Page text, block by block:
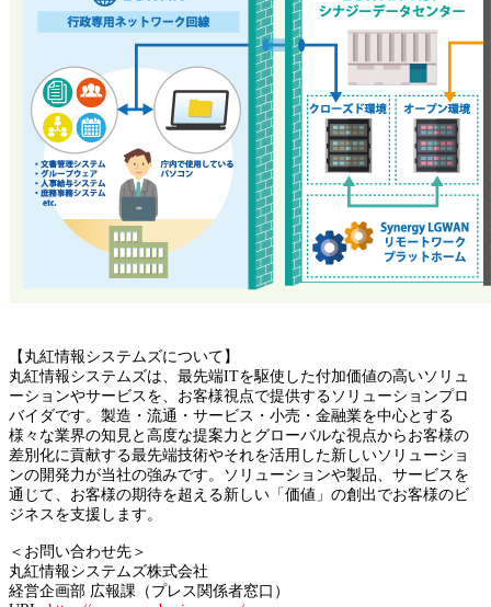
【丸紅情報システムズについて】
丸紅情報システムズは、最先端ITを駆使した付加価値の高いソリュ
ーションやサービスを、お客様視点で提供するソリューションプロ
バイダです。製造・流通・サービス・小売・金融業を中心とする
様々な業界の知見と高度な提案力とグローバルな視点からお客様の
差別化に貢献する最先端技術やそれを活用した新しいソリューショ
ンの開発力が当社の強みです。ソリューションや製品、サービスを
通じて、お客様の期待を超える新しい「価値」の創出でお客様のビ
ジネスを支援します。
＜お問い合わせ先＞
丸紅情報システムズ株式会社
経営企画部 広報課（プレス関係者窓口）